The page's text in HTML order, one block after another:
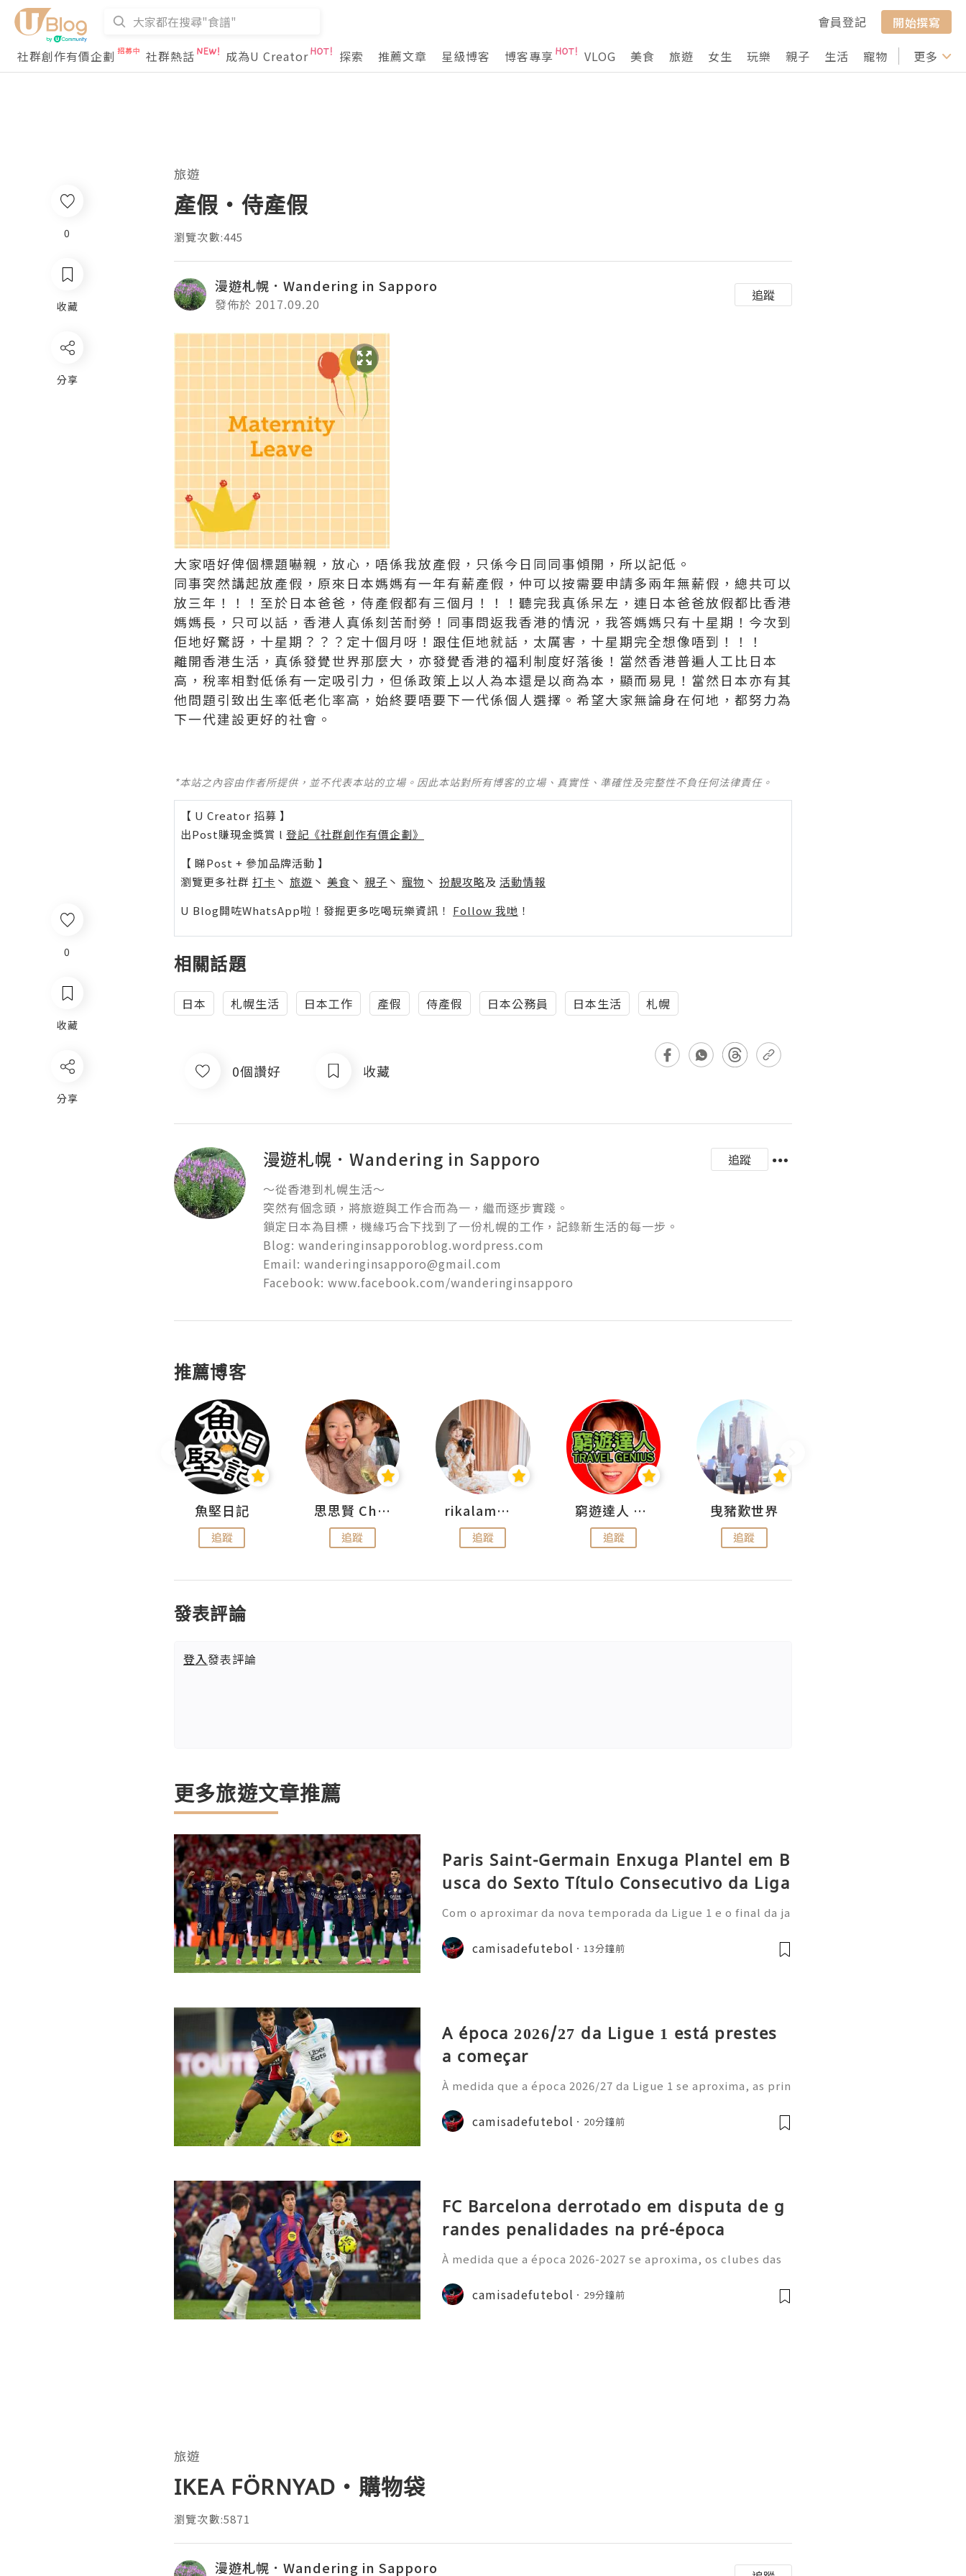
會員登記
開始撰寫
社群創作有價企劃
社群熱話 成為U Creator 探索 推薦文章 星級博客 博客專享 VLOG 美食 旅遊 女生 玩樂 親子 生活 寵物 行山 打卡
更多
0
收藏
分享
旅遊
產假・侍產假
瀏覽次數:445
漫遊札幌．Wandering in Sapporo
發佈於 2017.09.20
追蹤
大家唔好俾個標題嚇親，放心，唔係我放產假，只係今日同同事傾開，所以記低。
同事突然講起放產假，原來日本媽媽有一年有薪產假，仲可以按需要申請多兩年無薪假，總共可以
放三年！！！至於日本爸爸，侍產假都有三個月！！！聽完我真係呆左，連日本爸爸放假都比香港
媽媽長，只可以話，香港人真係刻苦耐勞！同事問返我香港的情況，我答媽媽只有十星期！今次到
佢地好驚訝，十星期？？？定十個月呀！跟住佢地就話，太厲害，十星期完全想像唔到！！！
離開香港生活，真係發覺世界那麼大，亦發覺香港的福利制度好落後！當然香港普遍人工比日本
高，稅率相對低係有一定吸引力，但係政策上以人為本還是以商為本，顯而易見！當然日本亦有其
他問題引致出生率低老化率高，始終要唔要下一代係個人選擇。希望大家無論身在何地，都努力為
下一代建設更好的社會。
*本站之內容由作者所提供，並不代表本站的立場。因此本站對所有博客的立場、真實性、準確性及完整性不負任何法律責任。
【 U Creator 招募 】
出Post賺現金獎賞 l 登記《社群創作有價企劃》
【 睇Post + 參加品牌活動 】
瀏覽更多社群 打卡 丶 旅遊 丶 美食 丶 親子 丶 寵物 丶 扮靚攻略及 活動情報
U Blog開咗WhatsApp啦！發掘更多吃喝玩樂資訊！ Follow 我哋 ！
相關話題
日本 札幌生活 日本工作 產假 侍產假 日本公務員 日本生活 札幌
0個讚好 收藏
漫遊札幌．Wandering in Sapporo
追蹤
～從香港到札幌生活～
突然有個念頭，將旅遊與工作合而為一，繼而逐步實踐。
鎖定日本為目標，機緣巧合下找到了一份札幌的工作，記錄新生活的每一步。
Blog: wanderinginsapporoblog.wordpress.com
Email: wanderinginsapporo@gmail.com
Facebook: www.facebook.com/wanderinginsapporo
推薦博客
魚堅日記
追蹤
思思賢 ChillMyBabe
追蹤
rikalammm
追蹤
窮遊達人 Mr.TravelGenius
追蹤
曳豬歎世界
追蹤
發表評論
登入發表評論
更多旅遊文章推薦
Paris Saint-Germain Enxuga Plantel em B
usca do Sexto Título Consecutivo da Liga
Com o aproximar da nova temporada da Ligue 1 e o final da ja
nstrou uma nova estratégia operacional: afastou-se do anter
ior estilo de gastos e
camisadefutebol 13分鐘前
A época 2026/27 da Ligue 1 está prestes
a começar
À medida que a época 2026/27 da Ligue 1 se aproxima, as prin
o prazo para o título. Os adeptos estão a comprar os novos C
amisolas de futebol
camisadefutebol 20分鐘前
FC Barcelona derrotado em disputa de g
randes penalidades na pré-época
À medida que a época 2026-2027 se aproxima, os clubes das
sivo, com vários jogos amigáveis ​​a despertarem grande inter
esse por parte dos a
camisadefutebol 29分鐘前
0
收藏
分享
旅遊
IKEA FÖRNYAD・購物袋
瀏覽次數:5871
漫遊札幌．Wandering in Sapporo